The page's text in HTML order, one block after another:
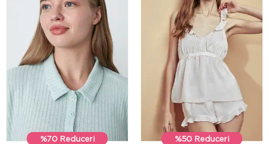
%70 Reduceri %50 Reduceri